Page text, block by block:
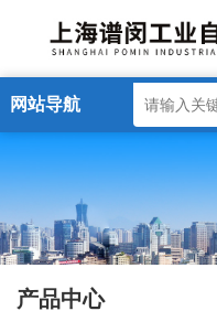
网站导航
产品中心